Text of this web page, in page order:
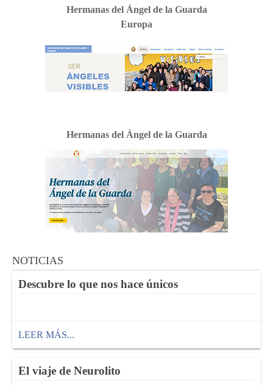
Hermanas del Ángel de la Guarda
Europa
Hermanas del Ángel de la Guarda
NOTICIAS
Descubre lo que nos hace únicos
LEER MÁS...
El viaje de Neurolito